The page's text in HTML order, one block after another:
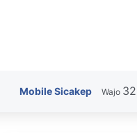
Mobile Sicakep Wajo 32